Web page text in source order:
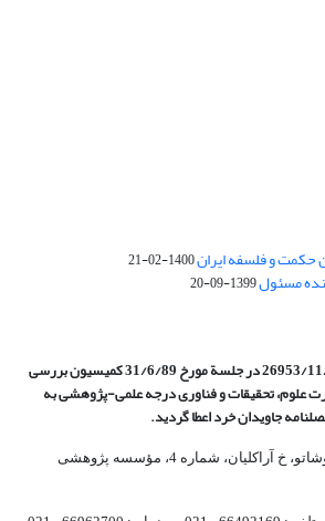
حکمت و فلسفه ایران1400-02-21
1399-09-20
بررسی
علوم، تحقیقات و فناوری درجه علمی‌-پژوهشیبه
جاویدان خرد اعطا گردید.
آدرس : تهــران، خ نوفل لوشاتو، خ آراکلیان، شماره 4،‌ مؤسسه پژوهشی